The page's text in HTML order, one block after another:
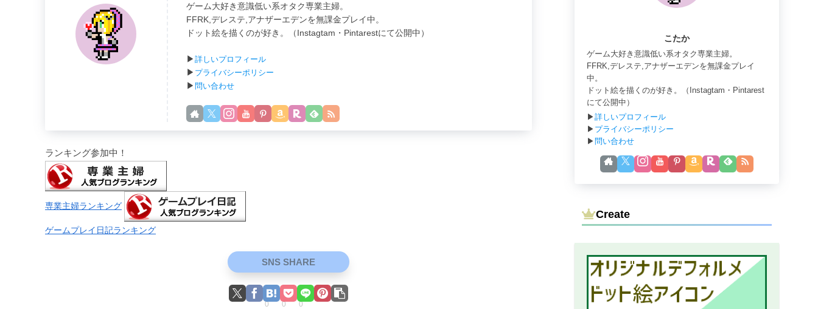
ゲーム大好き意識低い系オタク専業主婦。
FFRK,デレステ,アナザーエデンを無課金プレイ中。
ドット絵を描くのが好き。（Instagtam・Pintarestにて公開中）
▶ 詳しいプロフィール
▶ プライバシーポリシー
▶ 問い合わせ
ランキング参加中！
専業主婦ランキング
ゲームプレイ日記ランキング
SNS SHARE
0 0 0
こたか
ゲーム大好き意識低い系オタク専業主婦。
FFRK,デレステ,アナザーエデンを無課金プレイ
中。
ドット絵を描くのが好き。（Instagtam・Pintarest
にて公開中）
▶詳しいプロフィール
▶ プライバシーポリシー
▶問い合わせ
Create